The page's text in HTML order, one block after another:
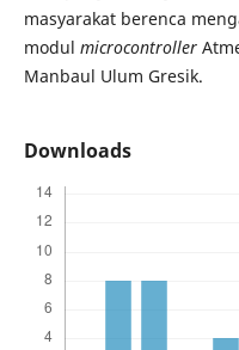
masyarakat berenca
modul microcontroller
Manbaul Ulum Gresik.
Downloads